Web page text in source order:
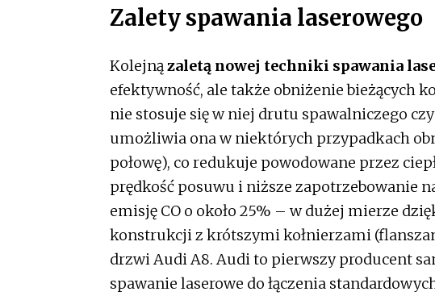
Zalety spawania laserowego
Kolejnązaletą nowej techniki spawania
efektywność, ale także obniżenie bieżących
nie stosuje się w niej drutu spawalniczego
umożliwia ona w niektórych przypadkach
połowę), co redukuje powodowane przez
prędkość posuwu i niższe zapotrzebowanie
emisję CO o około 25% – w dużej mierze
konstrukcji z krótszymi kołnierzami
drzwi Audi A8. Audi to pierwszy producent
spawanie laserowe do łączenia